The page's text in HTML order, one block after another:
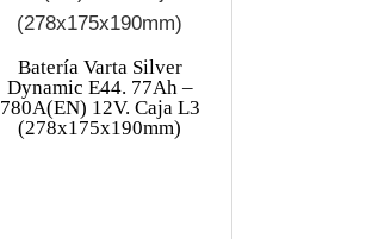
Batería Varta Silver
Dynamic E44. 77Ah –
780A(EN) 12V. Caja L3
(278x175x190mm)